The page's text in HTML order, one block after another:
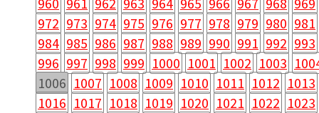
972 973 974 975 976 977 978 979 980 981
984 985 986 987 988 989 990 991 992 993
996 997 998 999 1000 1001 1002 1003
1006 1007 1008 1009 1010 1011 1012 1013
1016 1017 1018 1019 1020 1021 1022 1023